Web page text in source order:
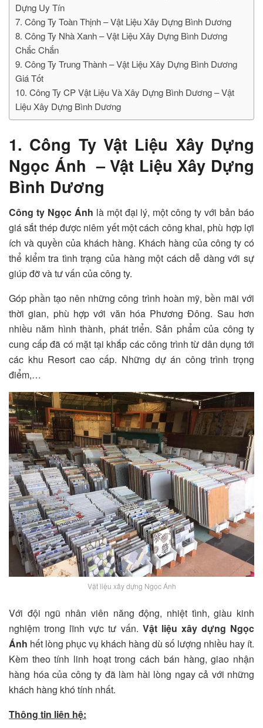
Dựng Uy Tín
7. Công Ty Toàn Thịnh – Vật Liệu Xây Dựng Bình Dương
8. Công Ty Nhà Xanh – Vật Liệu Xây Dựng Bình Dương
Chắc Chắn
9. Công Ty Trung Thành – Vật Liệu Xây Dựng Bình Dương
Giá Tốt
10. Công Ty CP Vật Liệu Và Xây Dựng Bình Dương – Vật
Liệu Xây Dựng Bình Dương
1. Công Ty Vật Liệu Xây Dựng
Ngọc Ánh – Vật Liệu Xây Dựng
Bình Dương
Công ty Ngọc Ánh là một đại lý, một công ty với bản báo
giá sắt thép được niêm yết một cách công khai, phù hợp lợi
ích và quyền của khách hàng. Khách hàng của công ty có
thể kiểm tra tình trạng của hàng một cách dễ dàng với sự
giúp đỡ và tư vấn của công ty.
Góp phần tạo nên những công trình hoàn mỹ, bền mãi với
thời gian, phù hợp với văn hóa Phương Đông. Sau hơn
nhiều năm hình thành, phát triển. Sản phẩm của công ty
cung cấp đã có mặt tại khắp các công trình từ dân dụng tới
các khu Resort cao cấp. Những dự án công trình trọng
điểm,…
Vật liệu xây dựng Ngọc Ánh
Với đội ngũ nhân viên năng động, nhiệt tình, giàu kinh
nghiệm trong lĩnh vực tư vấn. Vật liệu xây dựng Ngọc
Ánh hết lòng phục vụ khách hàng dù số lượng nhiều hay ít.
Kèm theo tính linh hoạt trong cách bán hàng, giao nhận
hàng hóa của công ty đã làm hài lòng ngay cả với những
khách hàng khó tính nhất.
Thông tin liên hệ: